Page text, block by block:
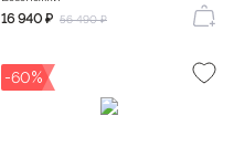
16 940 ₽ 56 490 ₽
-60%